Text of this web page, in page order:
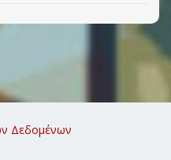
Δεδομένων